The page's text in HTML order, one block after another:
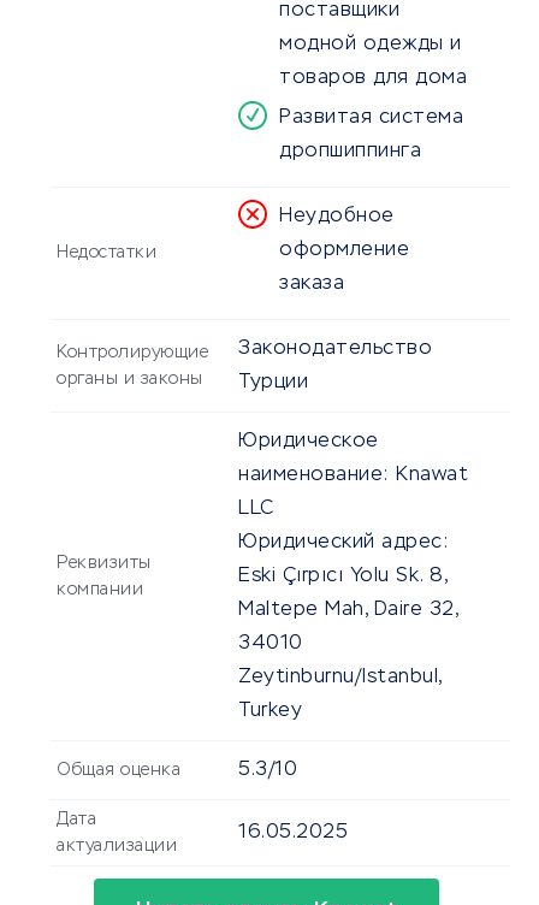
поставщики
модной одежды и
товаров для дома
Развитая система
дропшиппинга
Недостатки
Неудобное
оформление
заказа
Контролирующие
органы и законы
Законодательство
Турции
Реквизиты
компании
Юридическое
наименование: Knawat
LLC
Юридический адрес:
Eski Çırpıcı Yolu Sk. 8,
Maltepe Mah, Daire 32,
34010
Zeytinburnu/Istanbul,
Turkey
Общая оценка 5.3/10
Дата
актуализации
16.05.2025